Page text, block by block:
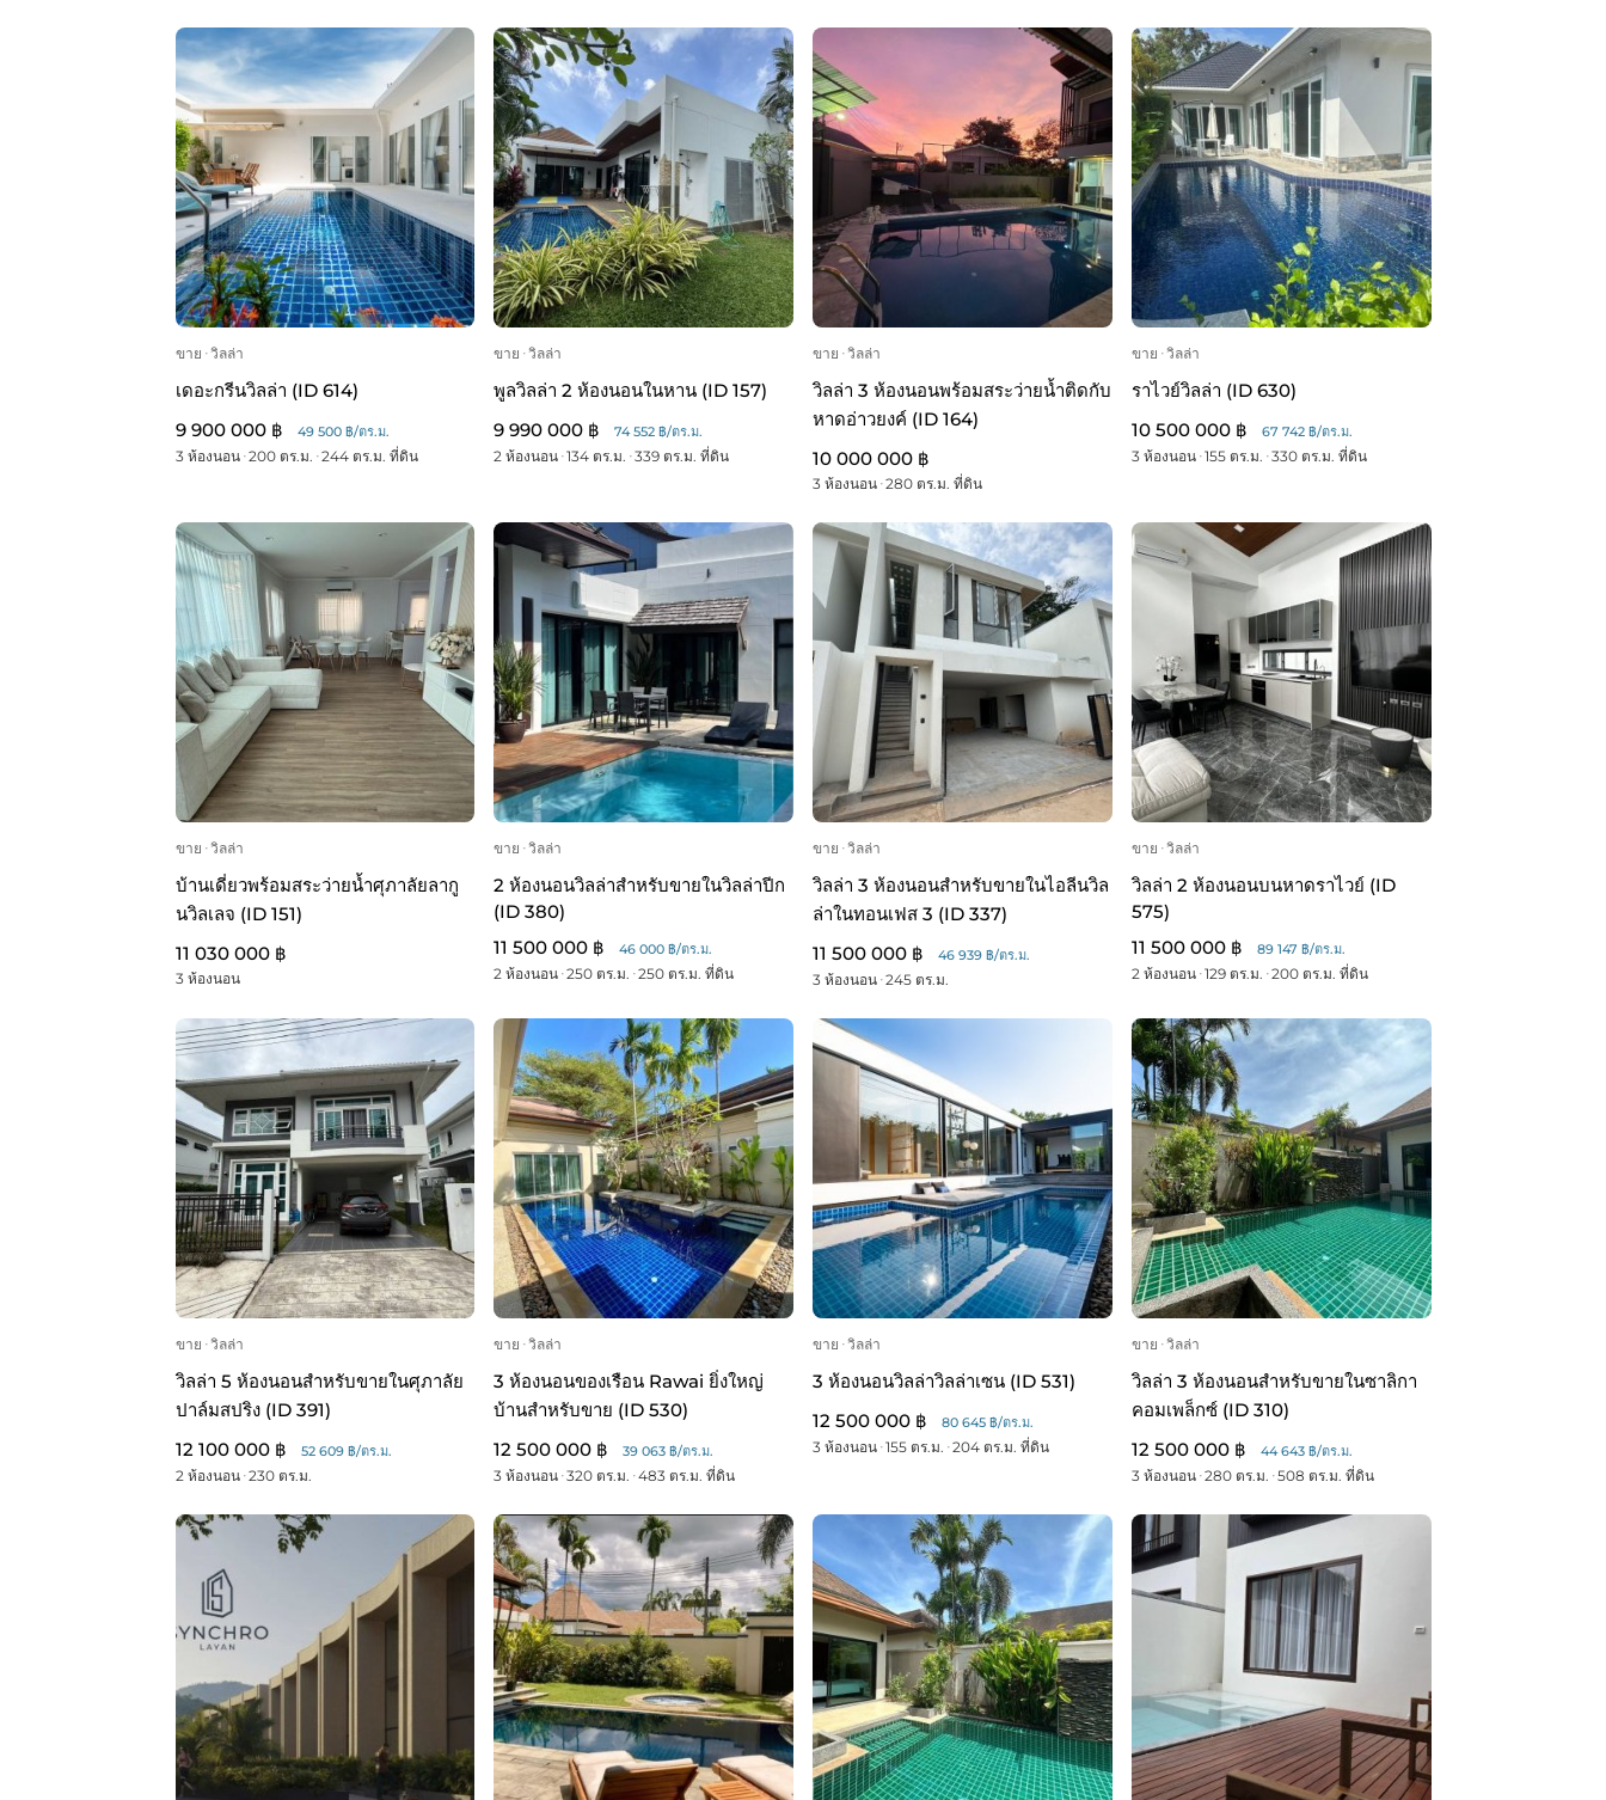
ขาย ᐧวิลล่า
เดอะกรีนวิลล่า (ID 614)
9 900 000 ฿
49 500 ฿/ตร.ม.
3 ห้องนอน ᐧ200 ตร.ม. ᐧ244 ตร.ม. ที่ดิน
ขาย ᐧวิลล่า
พูลวิลล่า 2 ห้องนอนในหาน (ID 157)
9 990 000 ฿
74 552 ฿/ตร.ม.
2 ห้องนอน ᐧ134 ตร.ม. ᐧ339 ตร.ม. ที่ดิน
ขาย ᐧวิลล่า
วิลล่า 3 ห้องนอนพร้อมสระว่ายน้ำติดกับ
หาดอ่าวยงค์ (ID 164)
10 000 000 ฿
3 ห้องนอน ᐧ280 ตร.ม. ที่ดิน
ขาย ᐧวิลล่า
ราไวย์วิลล่า (ID 630)
10 500 000 ฿
67 742 ฿/ตร.ม.
3 ห้องนอน ᐧ155 ตร.ม. ᐧ330 ตร.ม. ที่ดิน
ขาย ᐧวิลล่า
บ้านเดี่ยวพร้อมสระว่ายน้ำศุภาลัยลากู
นวิลเลจ (ID 151)
11 030 000 ฿
3 ห้องนอน
ขาย ᐧวิลล่า
2 ห้องนอนวิลล่าสำหรับขายในวิลล่าปีก
(ID 380)
11 500 000 ฿
46 000 ฿/ตร.ม.
2 ห้องนอน ᐧ250 ตร.ม. ᐧ250 ตร.ม. ที่ดิน
ขาย ᐧวิลล่า
วิลล่า 3 ห้องนอนสำหรับขายในไอลีนวิล
ล่าในทอนเฟส 3 (ID 337)
11 500 000 ฿
46 939 ฿/ตร.ม.
3 ห้องนอน ᐧ245 ตร.ม.
ขาย ᐧวิลล่า
วิลล่า 2 ห้องนอนบนหาดราไวย์ (ID
575)
11 500 000 ฿
89 147 ฿/ตร.ม.
2 ห้องนอน ᐧ129 ตร.ม. ᐧ200 ตร.ม. ที่ดิน
ขาย ᐧวิลล่า
วิลล่า 5 ห้องนอนสำหรับขายในศุภาลัย
ปาล์มสปริง (ID 391)
12 100 000 ฿
52 609 ฿/ตร.ม.
2 ห้องนอน ᐧ230 ตร.ม.
ขาย ᐧวิลล่า
3 ห้องนอนของเรือน Rawai ยิ่งใหญ่
บ้านสำหรับขาย (ID 530)
12 500 000 ฿
39 063 ฿/ตร.ม.
3 ห้องนอน ᐧ320 ตร.ม. ᐧ483 ตร.ม. ที่ดิน
ขาย ᐧวิลล่า
3 ห้องนอนวิลล่าวิลล่าเซน (ID 531)
12 500 000 ฿
80 645 ฿/ตร.ม.
3 ห้องนอน ᐧ155 ตร.ม. ᐧ204 ตร.ม. ที่ดิน
ขาย ᐧวิลล่า
วิลล่า 3 ห้องนอนสำหรับขายในซาลิกา
คอมเพล็กซ์ (ID 310)
12 500 000 ฿
44 643 ฿/ตร.ม.
3 ห้องนอน ᐧ280 ตร.ม. ᐧ508 ตร.ม. ที่ดิน